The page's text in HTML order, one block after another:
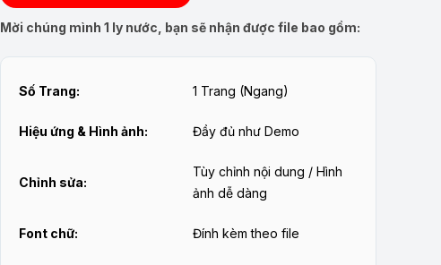
Mời chúng mình 1 ly nước, bạn sẽ nhận được file bao gồm:
Số Trang: 1 Trang (Ngang)
Hiệu ứng & Hình ảnh: Đầy đủ như Demo
Chỉnh sửa:
Tùy chỉnh nội dung / Hình
ảnh dễ dàng
Font chữ: Đính kèm theo file